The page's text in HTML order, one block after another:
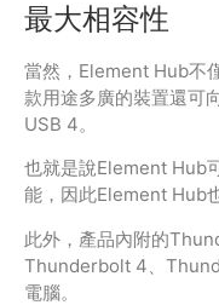
最大相容性
當然，Element Hub不
款用途多廣的裝置還可
USB 4。
也就是說Element Hub
能，因此Element Hub
此外，產品內附的
Thunderbolt 4、
電腦。